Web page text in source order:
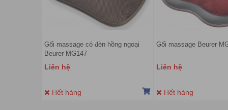
Gối massage có đèn hồng ngoại
Beurer MG147
Liên hệ
Hết hàng
Gối massage Beurer
Liên hệ
Hết hàng